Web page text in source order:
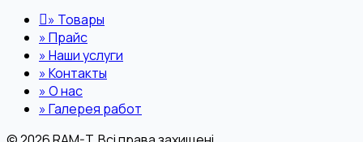
» Товары
»Прайс
»Наши услуги
»Контакты
»О нас
»Галерея работ